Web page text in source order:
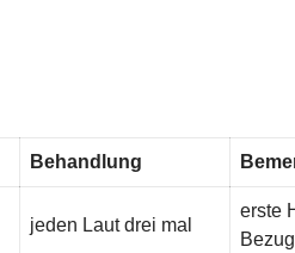
Behandlung
jeden Laut drei mal
erste